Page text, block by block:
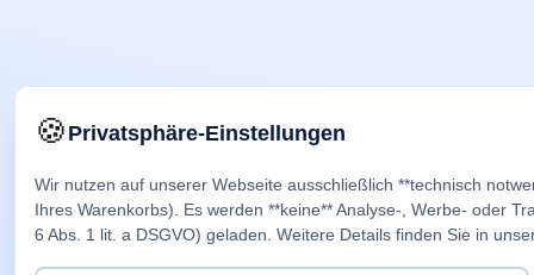
🍪Privatsphäre-Einstellungen
Wir nutzen auf unserer Webseite ausschließlich **technisch
Ihres Warenkorbs). Es werden **keine** Analyse-, Werbe- oder
6 Abs. 1 lit. a DSGVO) geladen. Weitere Details finden Sie in